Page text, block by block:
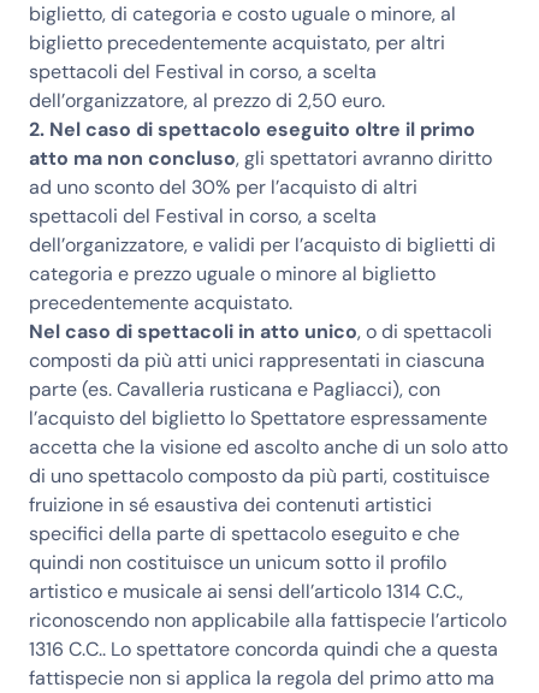
biglietto, di categoria e costo uguale o minore, al
biglietto precedentemente acquistato, per altri
spettacoli del Festival in corso, a scelta
dell’organizzatore, al prezzo di 2,50 euro.
2. Nel caso di spettacolo eseguito oltre il primo
atto ma non concluso, gli spettatori avranno diritto
ad uno sconto del 30% per l’acquisto di altri
spettacoli del Festival in corso, a scelta
dell’organizzatore, e validi per l’acquisto di biglietti di
categoria e prezzo uguale o minore al biglietto
precedentemente acquistato.
Nel caso di spettacoli in atto unico, o di spettacoli
composti da più atti unici rappresentati in ciascuna
parte (es. Cavalleria rusticana e Pagliacci), con
l’acquisto del biglietto lo Spettatore espressamente
accetta che la visione ed ascolto anche di un solo atto
di uno spettacolo composto da più parti, costituisce
fruizione in sé esaustiva dei contenuti artistici
specifici della parte di spettacolo eseguito e che
quindi non costituisce un unicum sotto il profilo
artistico e musicale ai sensi dell’articolo 1314 C.C.,
riconoscendo non applicabile alla fattispecie l’articolo
1316 C.C.. Lo spettatore concorda quindi che a questa
fattispecie non si applica la regola del primo atto ma